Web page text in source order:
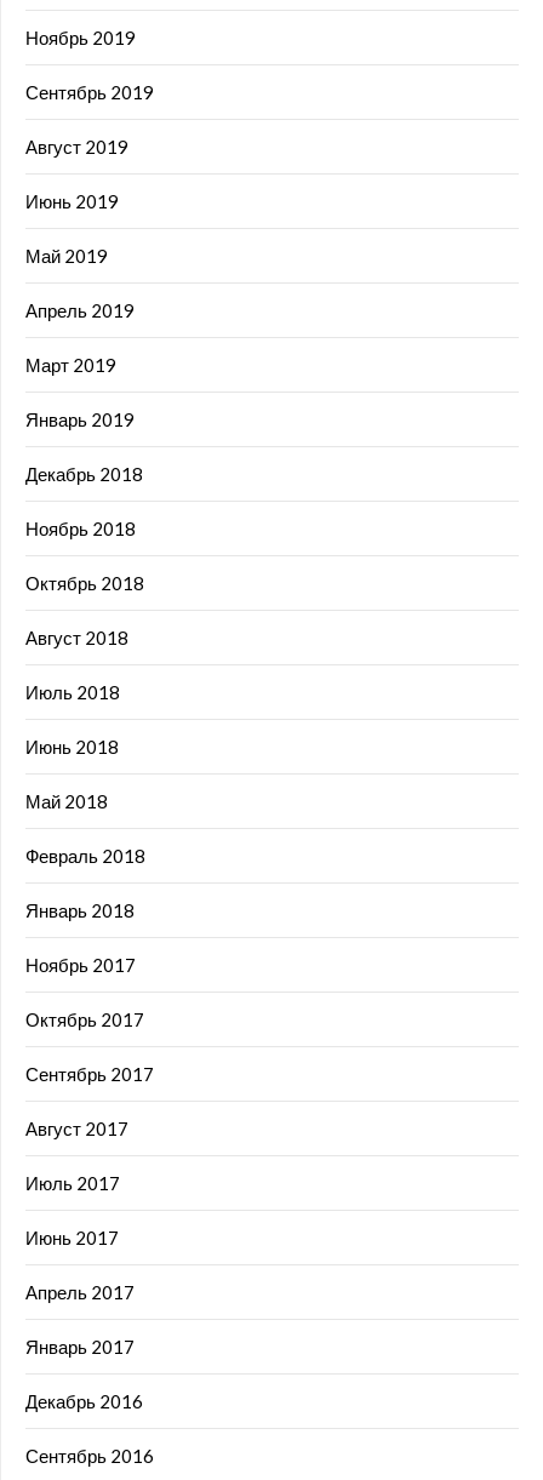
Ноябрь 2019
Сентябрь 2019
Август 2019
Июнь 2019
Май 2019
Апрель 2019
Март 2019
Январь 2019
Декабрь 2018
Ноябрь 2018
Октябрь 2018
Август 2018
Июль 2018
Июнь 2018
Май 2018
Февраль 2018
Январь 2018
Ноябрь 2017
Октябрь 2017
Сентябрь 2017
Август 2017
Июль 2017
Июнь 2017
Апрель 2017
Январь 2017
Декабрь 2016
Сентябрь 2016